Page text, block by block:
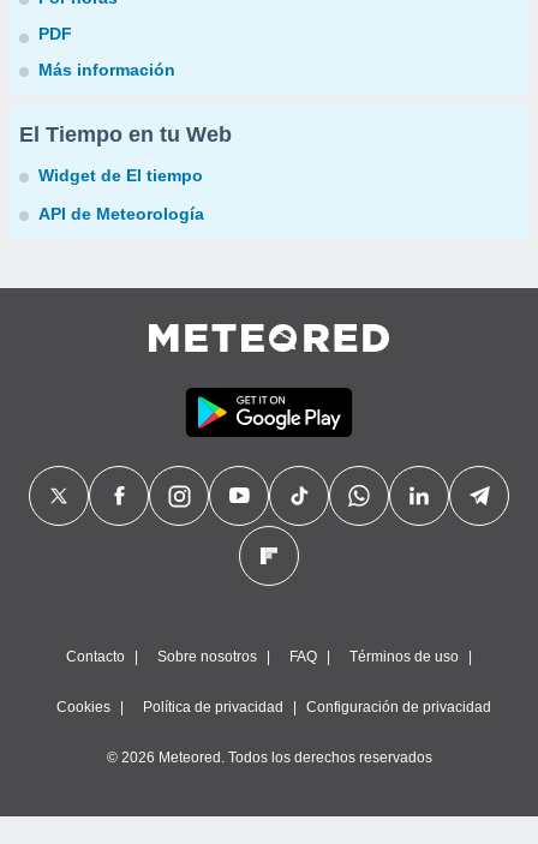
PDF
Más información
El Tiempo en tu Web
Widget de El tiempo
API de Meteorología
Contacto Sobre nosotros FAQ Términos de uso
Cookies Política de privacidad Configuración de privacidad
© 2026 Meteored. Todos los derechos reservados